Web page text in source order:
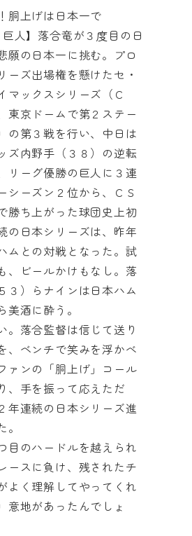
胴上げは日本一で
人】落合竜が３度目の日
願の日本一に挑む。プロ
ーズ出場権を懸けたセ・
マックスシリーズ（Ｃ
東京ドームで第２ステー
の第３戦を行い、中日は
ズ内野手（３８）の逆転
リーグ優勝の巨人に３連
シーズン２位から、ＣＳ
勝ち上がった球団史上初
の日本シリーズは、昨年
ムとの対戦となった。試
、ビールかけもなし。落
３）らナインは日本ハム
美酒に酔う。
。落合監督は信じて送り
、ベンチで笑みを浮かべ
ァンの「胴上げ」コール
、手を振って応えただ
年連続の日本シリーズ進
目のハードルを越えられ
ースに負け、残されたチ
よく理解してやってくれ
意地があったんでしょ